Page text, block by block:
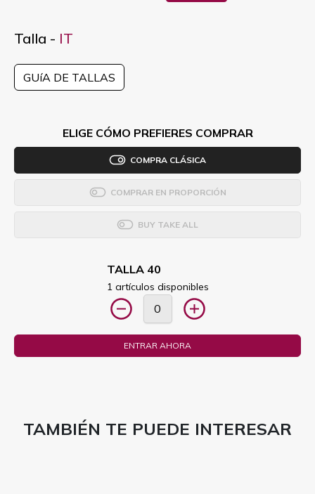
Talla - IT
GUíA DE TALLAS
ELIGE CÓMO PREFIERES COMPRAR
COMPRA CLÁSICA
COMPRAR EN PROPORCIÓN
BUY TAKE ALL
TALLA 40
1 artículos disponibles
ENTRAR AHORA
TAMBIÉN TE PUEDE INTERESAR